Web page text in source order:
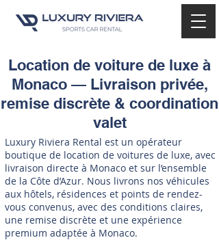
Location de voiture de luxe à
Monaco — Livraison privée,
remise discrète & coordination
valet
Luxury Riviera Rental est un opérateur
boutique de location de voitures de luxe, avec
livraison directe à Monaco et sur l’ensemble
de la Côte d’Azur. Nous livrons nos véhicules
aux hôtels, résidences et points de rendez-
vous convenus, avec des conditions claires,
une remise discrète et une expérience
premium adaptée à Monaco.